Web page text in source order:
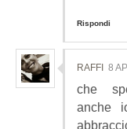
Rispondi
RAFFI 8
che
anche